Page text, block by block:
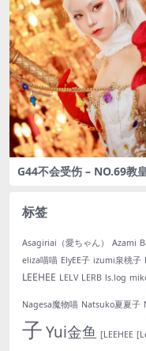
G44不会受伤 – NO.69教
标签
Asagiriai（愛ちゃん） Azami
eliza喵喵 ElyEE子 izumi泉桃子
LEEHEE LELV LERB ls.log
Nagesa魔物喵 Natsuko夏夏子
子Yui金鱼 [LEEHEE